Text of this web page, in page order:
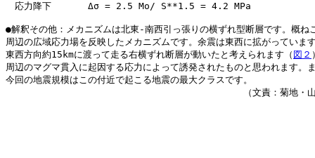
応力降下　　　　Δσ = 2.5 Mo/ S**1.5 = 4.2 MPa
●解釈その他：メカニズムは北東-南西引っ張りの横ずれ型断層です。概ね
周辺の広域応力場を反映したメカニズムです。余震は東西に拡がっていま
東西方向約15kmに渡って走る右横ずれ断層が動いたと考えられます（ 図２
周辺のマグマ貫入に起因する応力によって誘発されたものと思われます。
今回の地震規模はこの付近で起こる地震の最大クラスです。
（文責：菊地・山中